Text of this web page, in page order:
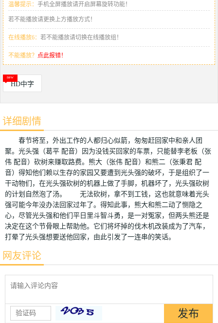
温馨提示： 手机全屏播放请开启屏幕旋转功能！
若不能播放请更换上方播放方式！
在线播放6： 若不能播放请切换在线播放组！
不能播放？ 点此报错！
HD中字
详细剧情
春节将至，外出工作的人都归心似箭，匆匆赶回家中和亲人团
聚。光头强（葛平 配音）因为没钱买回家的车票，只能替李老板（张
伟 配音）砍树来赚取路费。熊大（张伟 配音）和熊二（张秉君 配
音）得知他们赖以生存的家园又要遭到光头强的破坏，于是组织了一
干动物们，在光头强砍树的机器上做了手脚，机器坏了，光头强砍树
的计划自然泡了汤。 无法砍树，拿不到工钱，这也就意味着光头
强可能今年没办法回家过年了。得知此事，熊大和熊二动了恻隐之
心，尽管光头强和他们平日里斗智斗勇，是一对冤家，但两头熊还是
决定在这个节骨眼上帮助他。它们将坏掉的伐木机改装成为了汽车，
打晕了光头强想要送他回家，由此引发了一连串的笑话。
网友评论